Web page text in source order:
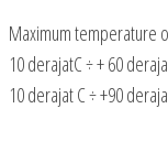
Maximum temperature
10 derajatC ÷ + 60
10 derajat C ÷ +90